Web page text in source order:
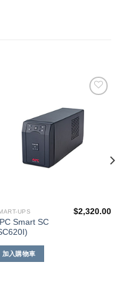
UPS
Smart SC
$2,320.00
加入購物車